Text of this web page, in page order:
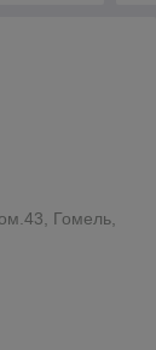
Гомель,